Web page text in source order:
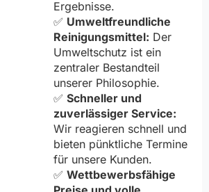
Ergebnisse.
✅ Umweltfreundliche
Reinigungsmittel: Der
Umweltschutz ist ein
zentraler Bestandteil
unserer Philosophie.
✅ Schneller und
zuverlässiger Service:
Wir reagieren schnell und
bieten pünktliche Termine
für unsere Kunden.
✅ Wettbewerbsfähige